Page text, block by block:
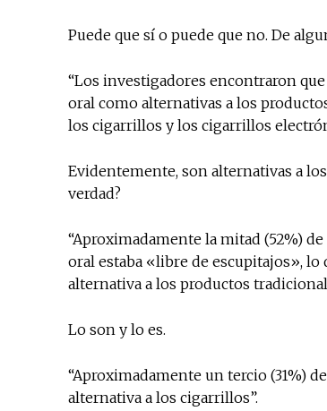
Puede que sí o puede que no. De
“Los investigadores encontraron
oral como alternativas a los
los cigarrillos y los cigarrillos
Evidentemente, son alternativas a
verdad?
“Aproximadamente la mitad (52%)
oral estaba «libre de escupitajos»,
alternativa a los productos
Lo son y lo es.
“Aproximadamente un tercio (31%)
alternativa a los cigarrillos”.